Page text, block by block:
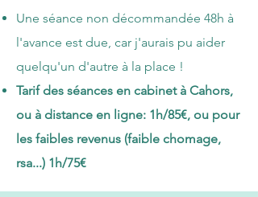
​Une séance non décommandée 48h à
l'avance est due, car j'aurais pu aider
quelqu'un d'autre à la place !
Tarif des séances en cabinet à Cahors,
ou à distance en ligne: 1h/85€, ou pour
les faibles revenus (faible chomage,
rsa...) 1h/75€